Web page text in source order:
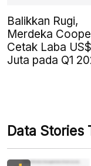
Balikkan Rugi,
Merdeka
Cetak Laba
Juta pada Q1
Data Stories